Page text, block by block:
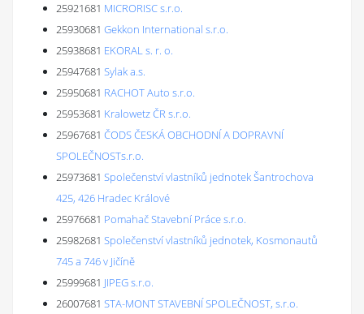
25921681 MICRORISC s.r.o.
25930681 Gekkon International s.r.o.
25938681 EKORAL s. r. o.
25947681 Sylak a.s.
25950681 RACHOT Auto s.r.o.
25953681 Kralowetz ČR s.r.o.
25967681 ČODS ČESKÁ OBCHODNÍ A DOPRAVNÍ
SPOLEČNOSTs.r.o.
25973681 Společenství vlastníků jednotek Šantrochova
425, 426 Hradec Králové
25976681 Pomahač Stavební Práce s.r.o.
25982681 Společenství vlastníků jednotek, Kosmonautů
745 a 746 v Jičíně
25999681 JIPEG s.r.o.
26007681 STA-MONT STAVEBNÍ SPOLEČNOST, s.r.o.